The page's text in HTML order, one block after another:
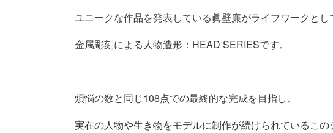
ユニークな作品を発表している眞壁廉がライフワークとし
金属彫刻による人物造形：HEAD SERIESです。
煩悩の数と同じ108点での最終的な完成を目指し、
実在の人物や生き物をモデルに制作が続けられているこの